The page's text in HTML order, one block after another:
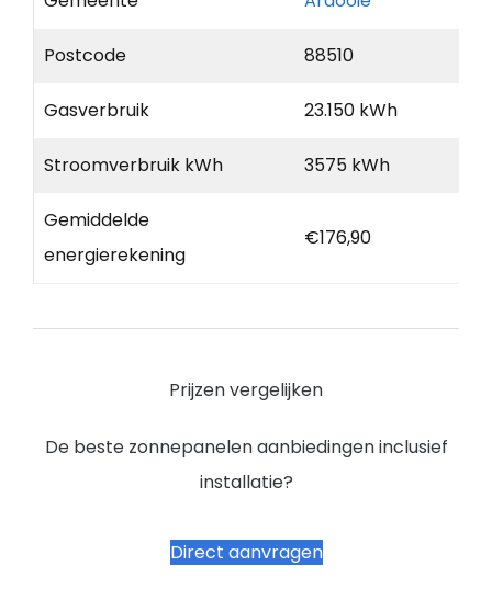
Postcode 88510
Gasverbruik 23.150 kWh
Stroomverbruik kWh 3575 kWh
Gemiddelde
energierekening
€176,90
Prijzen vergelijken
De beste zonnepanelen aanbiedingen inclusief
installatie?
Direct aanvragen